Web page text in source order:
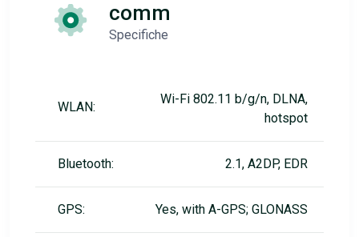
comm
Specifiche
WLAN:
Wi-Fi 802.11 b/g/n, DLNA,
hotspot
Bluetooth: 2.1, A2DP, EDR
GPS: Yes, with A-GPS; GLONASS